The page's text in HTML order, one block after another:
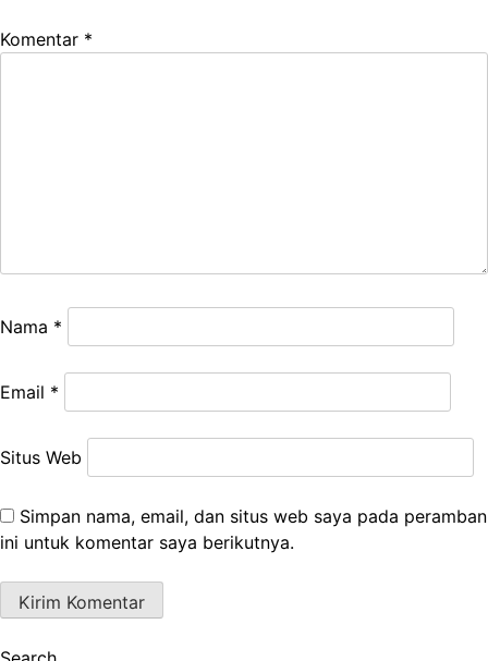
Komentar *
Nama *
Email *
Situs Web
Simpan nama, email, dan situs web saya pada peramban
ini untuk komentar saya berikutnya.